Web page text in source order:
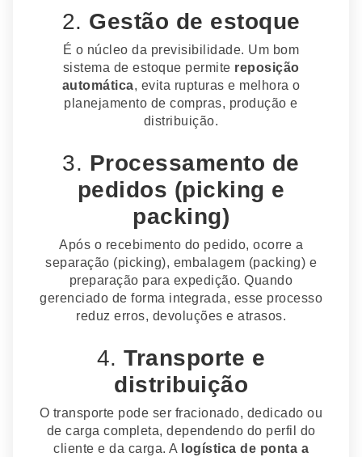
2. Gestão de estoque
É o núcleo da previsibilidade. Um bom
sistema de estoque permite reposição
automática, evita rupturas e melhora o
planejamento de compras, produção e
distribuição.
3. Processamento de
pedidos (picking e
packing)
Após o recebimento do pedido, ocorre a
separação (picking), embalagem (packing) e
preparação para expedição. Quando
gerenciado de forma integrada, esse processo
reduz erros, devoluções e atrasos.
4.Transporte e
distribuição
O transporte pode ser fracionado, dedicado ou
de carga completa, dependendo do perfil do
cliente e da carga. A logística de ponta a